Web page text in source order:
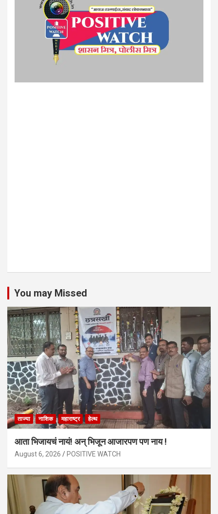
You may Missed
ताज्या नाशिक महाराष्ट्र हेल्थ
आता भिजायचं नायं! अन् भिजून आजारपण पण नाय !
August 6, 2026 POSITIVE WATCH